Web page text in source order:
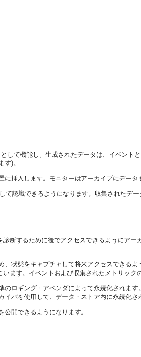
て機能し、生成されたデータは、イベント
)。
挿入します。モニターはアーカイブにデータ
認識できるようになります。収集されたデ
断するために後でアクセスできるようにア
状態をキャプチャして将来アクセスできる
す。イベントおよび収集されたメトリック
ロギング・アペンダによって永続化されま
バを使用して、データ・ストア内に永続化
開できるようになります。